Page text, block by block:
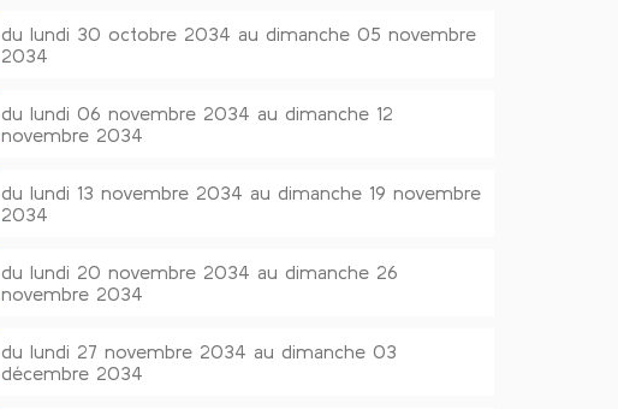
du lundi 30 octobre 2034 au dimanche 05 novembre
2034
du lundi 06 novembre 2034 au dimanche 12
novembre 2034
du lundi 13 novembre 2034 au dimanche 19 novembre
2034
du lundi 20 novembre 2034 au dimanche 26
novembre 2034
du lundi 27 novembre 2034 au dimanche 03
décembre 2034